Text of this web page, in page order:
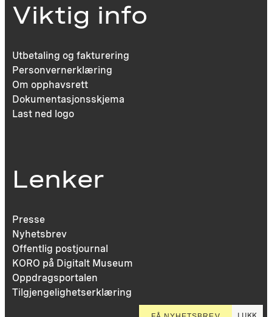
Viktig info
Utbetaling og fakturering
Personvernerklæring
Om opphavsrett
Dokumentasjonsskjema
Last ned logo
Lenker
Presse
Nyhetsbrev
Offentlig postjournal
KORO på Digitalt Museum
Oppdragsportalen
Tilgjengelighetserklæring